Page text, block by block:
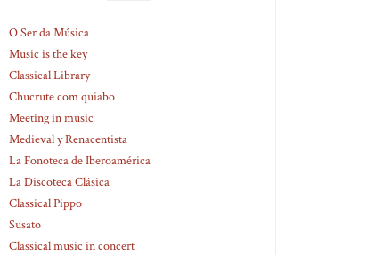
O Ser da Música
Music is the key
Classical Library
Chucrute com quiabo
Meeting in music
Medieval y Renacentista
La Fonoteca de Iberoamérica
La Discoteca Clásica
Classical Pippo
Susato
Classical music in concert